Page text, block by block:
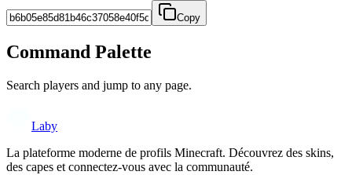
Copy
Command Palette
Search players and jump to any page.
Laby
La plateforme moderne de profils Minecraft. Découvrez des skins,
des capes et connectez-vous avec la communauté.